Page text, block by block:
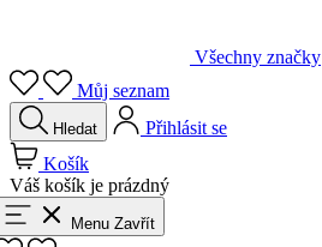
Všechny značky
Můj seznam
Hledat
Přihlásit se
Košík
Váš košík je prázdný
Menu Zavřít